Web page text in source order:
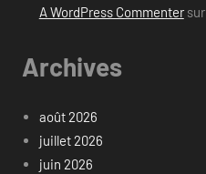
A WordPress Commentersur
Archives
août 2026
juillet 2026
juin 2026